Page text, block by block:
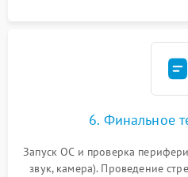
6. Финальное
Запуск ОС и проверка
звук, камера). Проведение